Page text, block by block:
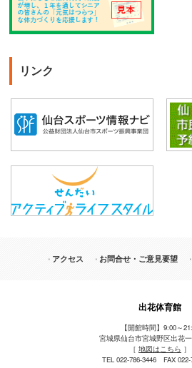
リンク
アクセス お問合せ・ご意見要望
出花体育館
【開館時間】9:00～
宮城県仙台市宮城野区出花
［ 地図はこちら ］
TEL 022-786-3446 FAX 022-